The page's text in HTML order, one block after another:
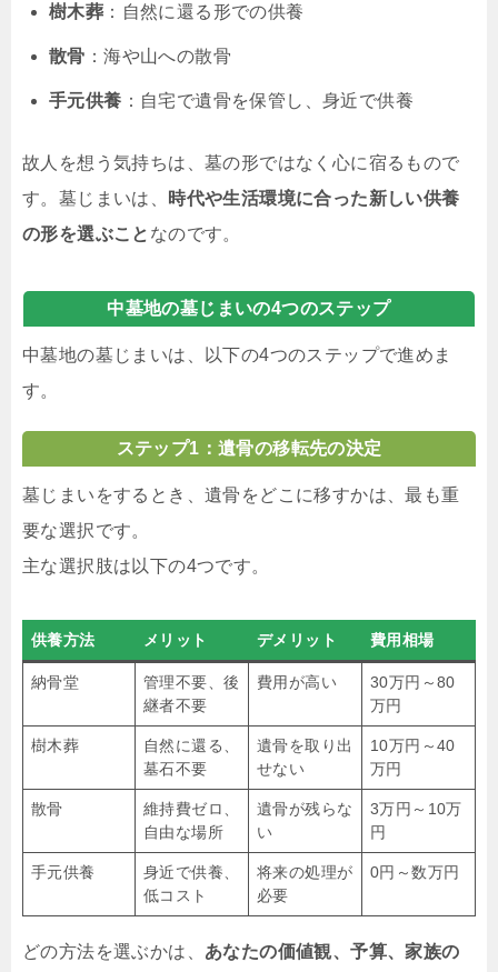
樹木葬 ：自然に還る形での供養
散骨 ：海や山への散骨
手元供養 ：自宅で遺骨を保管し、身近で供養
故人を想う気持ちは、墓の形ではなく心に宿るもので
す。墓じまいは、
時代や生活環境に合った新しい供養
の形を選ぶこと なのです。
中墓地の墓じまいの4つのステップ
中墓地の墓じまいは、以下の4つのステップで進めま
す。
ステップ1：遺骨の移転先の決定
墓じまいをするとき、遺骨をどこに移すかは、最も重
要な選択です。
主な選択肢は以下の4つです。
供養方法 メリット デメリット 費用相場
納骨堂
管理不要、後
継者不要
費用が高い
30万円～80
万円
樹木葬
自然に還る、
墓石不要
遺骨を取り出
せない
10万円～40
万円
散骨
維持費ゼロ、
自由な場所
遺骨が残らな
い
3万円～10万
円
手元供養
身近で供養、
低コスト
将来の処理が
必要
0円～数万円
どの方法を選ぶかは、 あなたの価値観、予算、家族の